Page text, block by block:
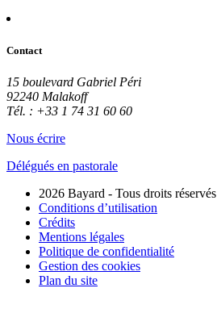
Contact
15 boulevard Gabriel Péri
92240 Malakoff
Tél. : +33 1 74 31 60 60
Nous écrire
Délégués en pastorale
2026 Bayard - Tous droits réservés
Conditions d’utilisation
Crédits
Mentions légales
Politique de confidentialité
Gestion des cookies
Plan du site